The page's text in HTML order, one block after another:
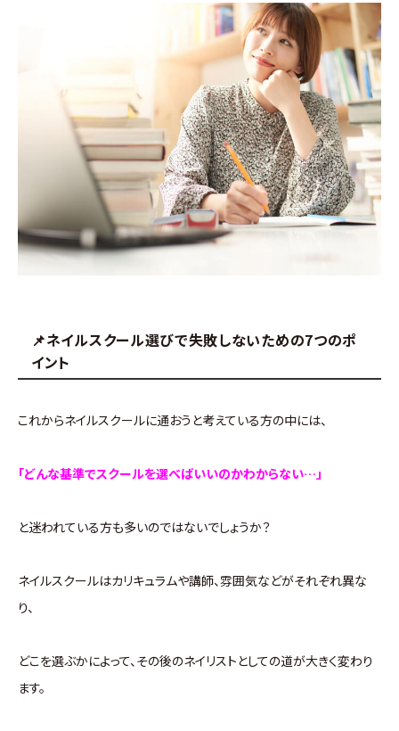
📌ネイルスクール選びで失敗しないための7つのポ
イント
これからネイルスクールに通おうと考えている方の中には、
「どんな基準でスクールを選べばいいのかわからない…」
と迷われている方も多いのではないでしょうか？
ネイルスクールはカリキュラムや講師、雰囲気などがそれぞれ異な
り、
どこを選ぶかによって、その後のネイリストとしての道が大きく変わり
ます。